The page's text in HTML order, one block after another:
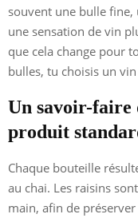
souvent une bulle
une sensation de vin
que cela change pour
bulles, tu choisis un
Un savoir-faire
produit
Chaque bouteille
au chai. Les raisins
main, afin de préserver